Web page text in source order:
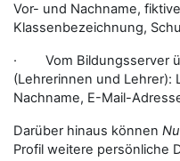
Vor- und Nachname,
Klassenbezeichnung,
· Vom Bildungsserver
(Lehrerinnen und Lehrer):
Nachname, E-Mail-
Darüber hinaus können
Profil weitere persönliche